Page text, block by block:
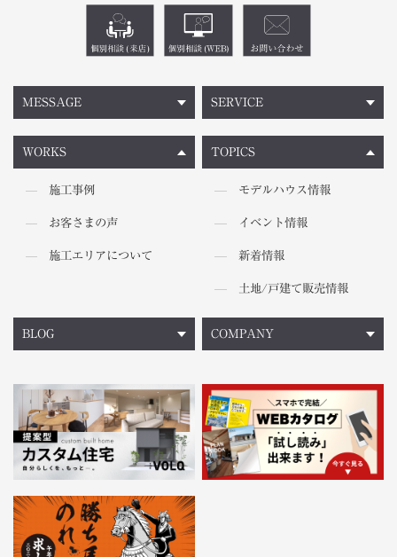
MESSAGE
WORKS
施工事例
お客さまの声
施工エリアについて
TOPICS
モデルハウス情報
イベント情報
新着情報
土地/戸建て販売情報
SERVICE
BLOG COMPANY